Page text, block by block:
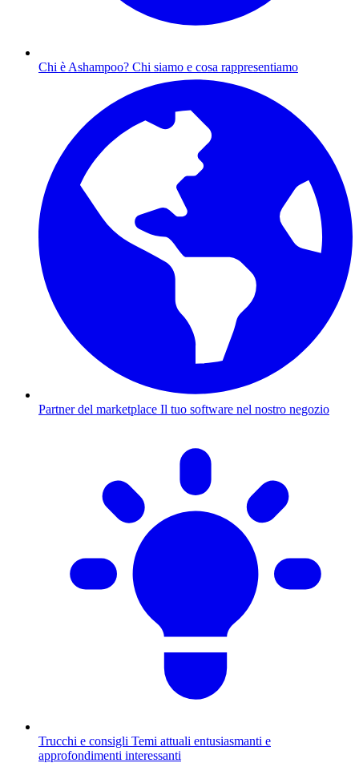
Chi è Ashampoo? Chi siamo e cosa rappresentiamo
Partner del marketplace Il tuo software nel nostro negozio
Trucchi e consigli Temi attuali entusiasmanti e
approfondimenti interessanti